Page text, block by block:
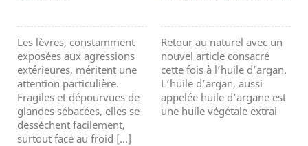
Les lèvres, constamment
exposées aux agressions
extérieures, méritent une
attention particulière.
Fragiles et dépourvues de
glandes sébacées, elles se
dessèchent facilement,
surtout face au froid [...]
Retour au naturel avec un
nouvel article consacré
cette fois à l’huile d’argan.
L’huile d’argan, aussi
appelée huile d’argane est
une huile végétale extrai